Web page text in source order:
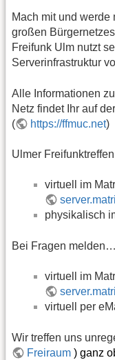
Mach mit und
großen
Freifunk Ulm nutzt
Serverinfrastruktur
Alle Informationen
Netz findet Ihr auf
(
https://ffmuc.net)
Ulmer
virtuell im
physikalisch
Bei Fragen
virtuell im
virtuell per
Wir treffen uns
Freiraum ) ganz